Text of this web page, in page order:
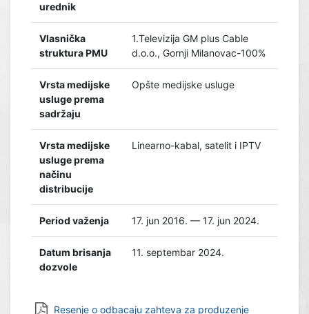
urednik
Vlasnička
struktura PMU
1.Televizija GM plus Cable
d.o.o., Gornji Milanovac-100%
Vrsta medijske
usluge prema
sadržaju
Opšte medijske usluge
Vrsta medijske
usluge prema
načinu
distribucije
Linearno-kabal, satelit i IPTV
Period važenja 17. jun 2016. — 17. jun 2024.
Datum brisanja
dozvole
11. septembar 2024.
Resenje o odbacaju zahteva za produzenje